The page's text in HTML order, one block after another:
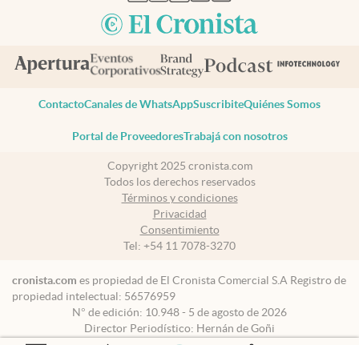
ContactoCanales de WhatsAppSuscribiteQuiénes Somos
Portal de ProveedoresTrabajá con nosotros
Copyright 2025 cronista.com
Todos los derechos reservados
Términos y condiciones
Privacidad
Consentimiento
Tel: +54 11 7078-3270
cronista.com es propiedad de El Cronista Comercial S.A Registro de
propiedad intelectual: 56576959
N° de edición: 10.948 - 5 de agosto de 2026
Director Periodístico: Hernán de Goñi